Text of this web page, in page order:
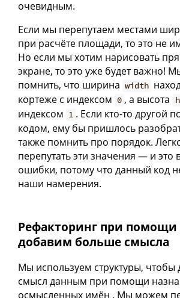
очевидным.
Если мы перепутаем местами
при расчёте площади, то это не
Но если мы хотим нарисовать
экране, то это уже будет важно!
помнить, что ширина width
кортеже с индексом 0 , а высота
индексом 1 . Если кто-то другой
кодом, ему бы пришлось
также помнить про порядок.
перепутать эти значения — и это
ошибки, потому что данный код
наши намерения.
Рефакторинг при помощи
добавим больше смысла
Мы используем структуры, чтобы
смысл данным при помощи
осмысленных имён . Мы можем